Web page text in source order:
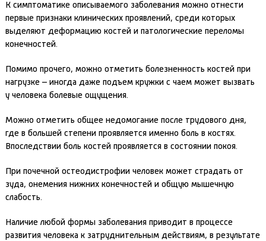
К симптоматике описываемого заболевания можно отнести
первые признаки клинических проявлений, среди которых
выделяют деформацию костей и патологические переломы
конечностей.
Помимо прочего, можно отметить болезненность костей при
нагрузке – иногда даже подъем кружки с чаем может вызвать
у человека болевые ощущения.
Можно отметить общее недомогание после трудового дня,
где в большей степени проявляется именно боль в костях.
Впоследствии боль костей проявляется в состоянии покоя.
При почечной остеодистрофии человек может страдать от
зуда, онемения нижних конечностей и общую мышечную
слабость.
Наличие любой формы заболевания приводит в процессе
развития человека к затруднительным действиям, в результате